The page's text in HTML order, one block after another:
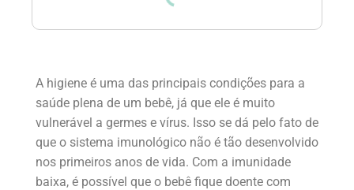
A higiene é uma das principais condições para a
saúde plena de um bebê, já que ele é muito
vulnerável a germes e vírus. Isso se dá pelo fato de
que o sistema imunológico não é tão desenvolvido
nos primeiros anos de vida. Com a imunidade
baixa, é possível que o bebê fique doente com